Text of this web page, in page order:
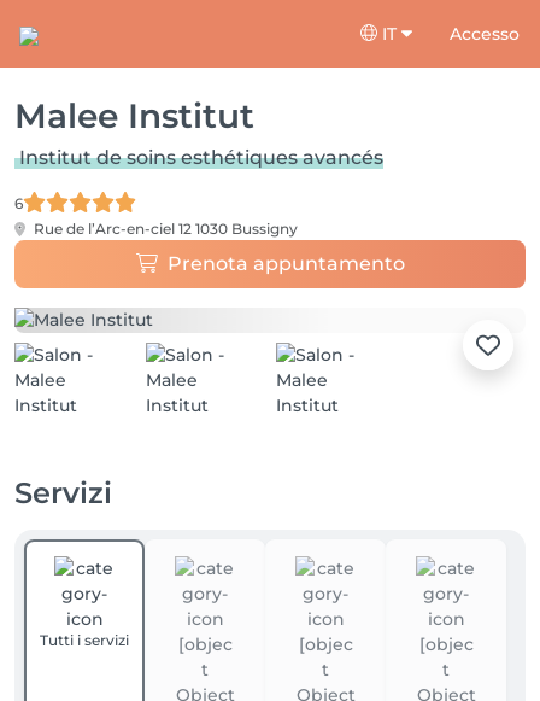
IT Accesso
Malee Institut
Institut de soins esthétiques avancés
6
Rue de l’Arc-en-ciel 12 1030 Bussigny
Prenota appuntamento
Servizi
Tutti i servizi